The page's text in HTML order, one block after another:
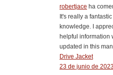
robertjace ha
It's really a
knowledge. I
helpful information
updated in this
Drive Jacket
23 de junio de